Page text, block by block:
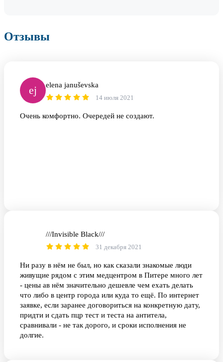
Отзывы
ej elena januševska
14 июля 2021
Очень комфортно. Очередей не создают.
///Invisible Black///
31 декабря 2021
Ни разу в нём не был, но как сказали знакомые люди
живущие рядом с этим медцентром в Питере много лет
- цены ав нём значительно дешевле чем ехать делать
что либо в центр города или куда то ещё. По интернет
заявке, если заранее договориться на конкретную дату,
придти и сдать пцр тест и теста на антитела,
сравнивали - не так дорого, и сроки исполнения не
долгие.